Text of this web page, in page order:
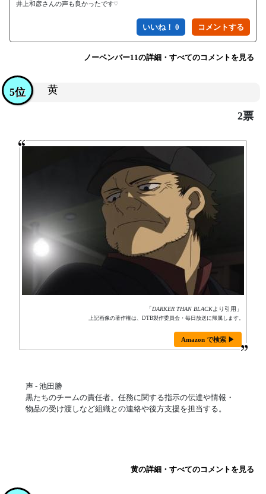
井上和彦さんの声も良かったです♡
いいね！ 0
ノーベンバー11の詳細・すべてのコメントを見る
黄
5位
2票
「DARKER THAN BLACKより引用」
上記画像の著作権は、DTB製作委員会・毎日放送に帰属します。
Amazon で検索 ▶
声 - 池田勝
黒たちのチームの責任者。任務に関する指示の伝達や情報・
物品の受け渡しなど組織との連絡や後方支援を担当する。
黄の詳細・すべてのコメントを見る